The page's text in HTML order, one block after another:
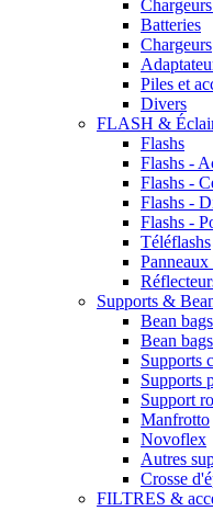
Batteries
Chargeurs
Piles et
Divers
FLASH &
Flashs
Flashs -
Flashs -
Flashs -
Flashs -
Téléflashs
Supports &
Bean
Bean
Supports
Supports
Support
Manfrotto
Novoflex
Autres
Crosse
FILTRES &